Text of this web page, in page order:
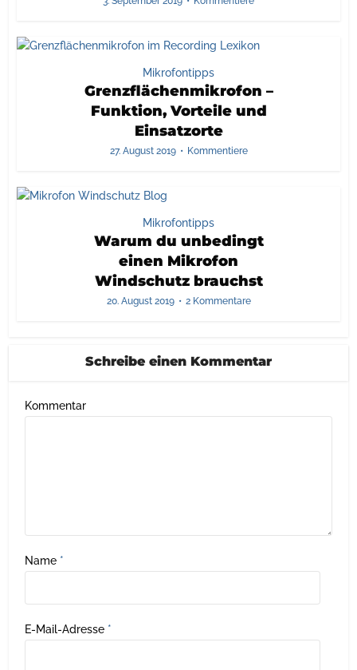
Mikrofontipps
Grenzflächenmikrofon –
Funktion, Vorteile und
Einsatzorte
27. August 2019 Kommentiere
Mikrofontipps
Warum du unbedingt
einen Mikrofon
Windschutz brauchst
20. August 2019 2 Kommentare
Schreibe einen Kommentar
Kommentar
Name *
E-Mail-Adresse *